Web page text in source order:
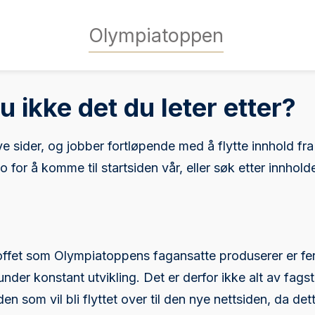
Olympiatoppen
ikke det du leter etter?
sider, og jobber fortløpende med å flytte innhold
for å komme til startsiden vår, eller søk etter
som Olympiatoppens fagansatte produserer er
konstant utvikling. Det er derfor ikke alt av
som vil bli flyttet over til den nye nettsiden, da